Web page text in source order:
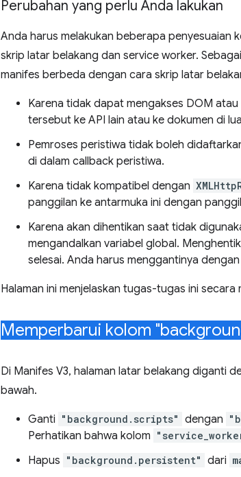
Perubahan yang perlu Anda lakukan
Anda harus melakukan beberapa penyesuaian
skrip latar belakang dan service worker.
manifes berbeda dengan cara skrip latar
Karena tidak dapat mengakses DOM
tersebut ke API lain atau ke dokumen di
Pemroses peristiwa tidak boleh
di dalam callback peristiwa.
Karena tidak kompatibel dengan
panggilan ke antarmuka ini dengan
Karena akan dihentikan saat tidak
mengandalkan variabel global.
selesai. Anda harus menggantinya dengan
Halaman ini menjelaskan tugas-tugas ini secara
Memperbarui kolom
Di Manifes V3, halaman latar belakang diganti
bawah.
Ganti "background.scripts" dengan
Perhatikan bahwa kolom
Hapus "background.persistent" dari